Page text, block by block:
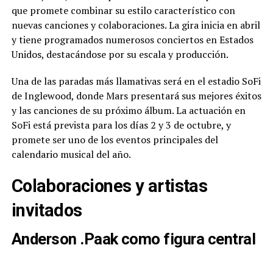
que promete combinar su estilo característico con
nuevas canciones y colaboraciones. La gira inicia en abril
y tiene programados numerosos conciertos en Estados
Unidos, destacándose por su escala y producción.
Una de las paradas más llamativas será en el estadio SoFi
de Inglewood, donde Mars presentará sus mejores éxitos
y las canciones de su próximo álbum. La actuación en
SoFi está prevista para los días 2 y 3 de octubre, y
promete ser uno de los eventos principales del
calendario musical del año.
Colaboraciones y artistas
invitados
Anderson .Paak como figura central